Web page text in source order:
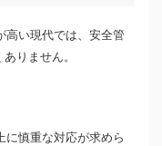
高い現代では、安全管
りません。
に慎重な対応が求めら